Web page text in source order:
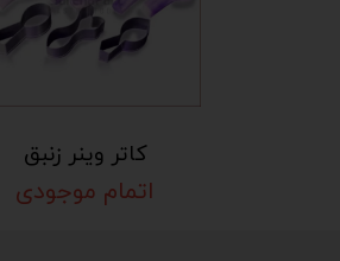
کاتر وینر زنبق
اتمام موجودی